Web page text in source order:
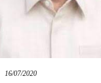
16/07/2020